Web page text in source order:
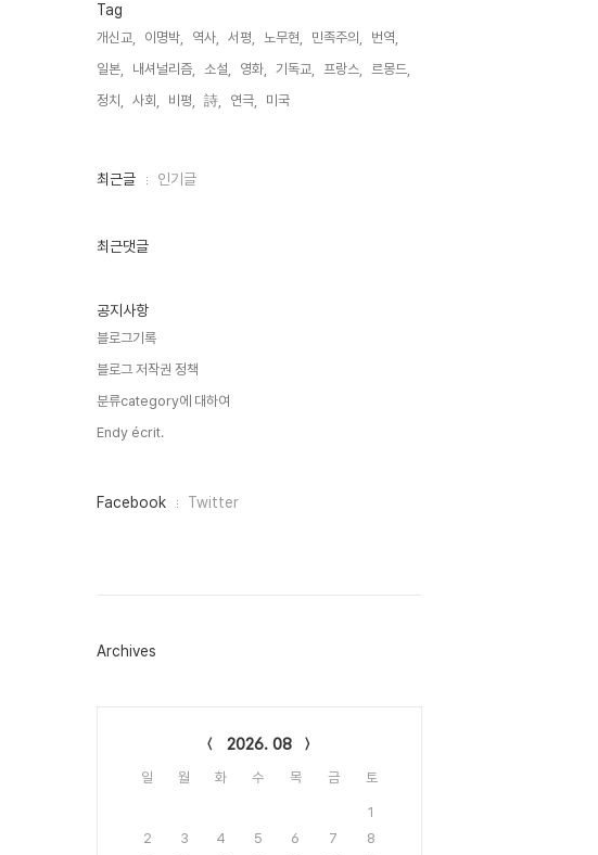
Tag
개신교, 이명박, 역사, 서평, 노무현, 민족주의,
번역,
일본,
내셔널리즘, 소설, 영화, 기독교, 프랑스,
르몽드,
정치,
사회, 비평, 詩, 연극, 미국,
최
인
최근글 인기글
최근댓글
공지사항
블로그기록
블로그 저작권 정책
분류category에 대하여
Endy écrit.
페
그
Facebook Twitter
Archives
2026. 08
일 월 화 수 목 금 토
1
2
3 4 5 6 7
8